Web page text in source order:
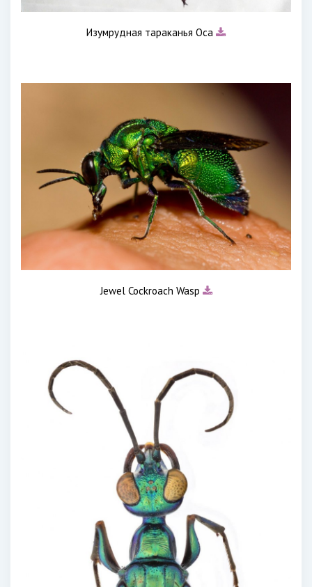
Изумрудная тараканья Оса
Jewel Cockroach Wasp